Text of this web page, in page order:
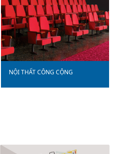
NỘI THẤT CÔNG CỘNG